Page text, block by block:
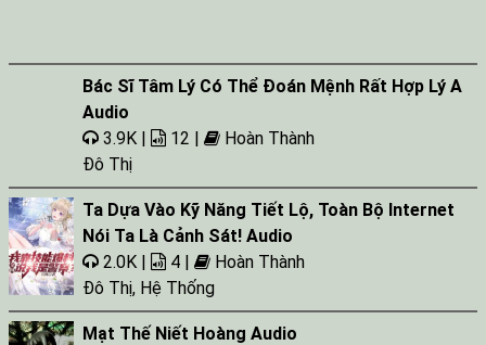
Bác Sĩ Tâm Lý Có Thể Đoán Mệnh Rất Hợp Lý A
Audio
3.9K |
12 |
Hoàn Thành
Đô Thị
Ta Dựa Vào Kỹ Năng Tiết Lộ, Toàn Bộ Internet
Nói Ta Là Cảnh Sát! Audio
2.0K |
4 |
Hoàn Thành
Đô Thị, Hệ Thống
Mạt Thế Niết Hoàng Audio